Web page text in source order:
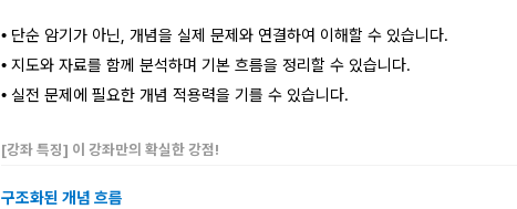
• 단순 암기가 아닌, 개념을 실제 문제와 연결하여 이해할 수 있습니다.
• 지도와 자료를 함께 분석하며 기본 흐름을 정리할 수 있습니다.
• 실전 문제에 필요한 개념 적용력을 기를 수 있습니다.
[강좌 특징] 이 강좌만의 확실한 강점!
구조화된 개념 흐름